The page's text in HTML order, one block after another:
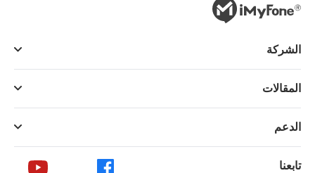
الشركة
المقالات
الدعم
تابعنا